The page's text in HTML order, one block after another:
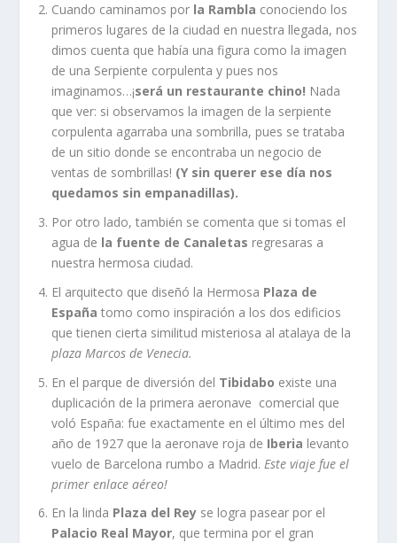
Cuando caminamos por la Rambla conociendo los
primeros lugares de la ciudad en nuestra llegada, nos
dimos cuenta que había una figura como la imagen
de una Serpiente corpulenta y pues nos
imaginamos…¡será un restaurante chino! Nada
que ver: si observamos la imagen de la serpiente
corpulenta agarraba una sombrilla, pues se trataba
de un sitio donde se encontraba un negocio de
ventas de sombrillas! (Y sin querer ese día nos
quedamos sin empanadillas).
Por otro lado, también se comenta que si tomas el
agua de la fuente de Canaletas regresaras a
nuestra hermosa ciudad.
El arquitecto que diseñó la Hermosa Plaza de
España tomo como inspiración a los dos edificios
que tienen cierta similitud misteriosa al atalaya de la
plaza Marcos de Venecia.
En el parque de diversión del Tibidabo existe una
duplicación de la primera aeronave comercial que
voló España: fue exactamente en el último mes del
año de 1927 que la aeronave roja de Iberia levanto
vuelo de Barcelona rumbo a Madrid. Este viaje fue el
primer enlace aéreo!
En la linda Plaza del Rey se logra pasear por el
Palacio Real Mayor, que termina por el gran